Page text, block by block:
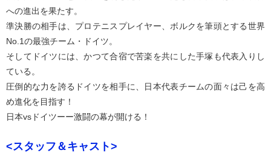
への進出を果たす。
準決勝の相手は、プロテニスプレイヤー、ボルクを筆頭とする世界
No.1の最強チーム・ドイツ。
そしてドイツには、かつて合宿で苦楽を共にした手塚も代表入りし
ている。
圧倒的な力を誇るドイツを相手に、日本代表チームの面々は己を高
め進化を目指す！
日本vsドイツーー激闘の幕が開ける！
<スタッフ＆キャスト>